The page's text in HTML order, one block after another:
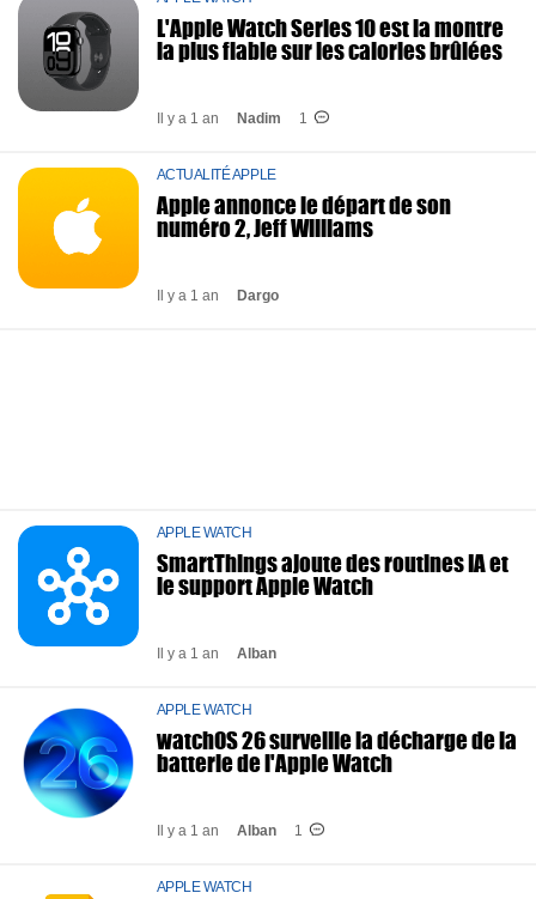
L'Apple Watch Series 10 est la montre
la plus fiable sur les calories brûlées
Il y a 1 an Nadim 1
ACTUALITÉ APPLE
Apple annonce le départ de son
numéro 2, Jeff Williams
Il y a 1 an Dargo
APPLE WATCH
SmartThings ajoute des routines IA et
le support Apple Watch
Il y a 1 an Alban
APPLE WATCH
watchOS 26 surveille la décharge de la
batterie de l'Apple Watch
Il y a 1 an Alban 1
APPLE WATCH